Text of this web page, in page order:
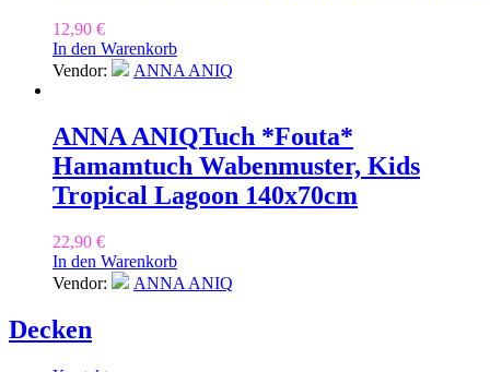
12,90 €
In den Warenkorb
Vendor:
ANNA ANIQ
ANNA ANIQTuch *Fouta*
Hamamtuch Wabenmuster, Kids
Tropical Lagoon 140x70cm
22,90 €
In den Warenkorb
Vendor:
ANNA ANIQ
Decken